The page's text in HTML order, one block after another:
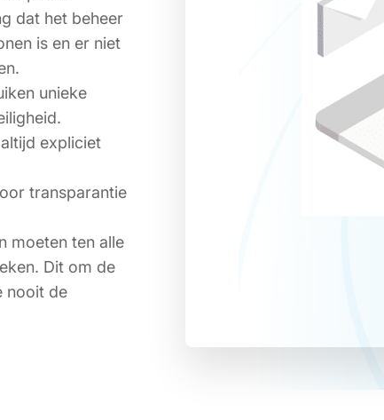
dat het beheer
is en er niet
unieke
expliciet
transparantie
moeten ten alle
Dit om de
nooit de